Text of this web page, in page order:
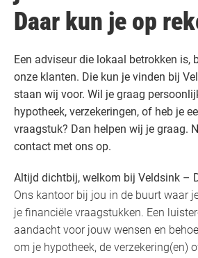
Daar kun je op
Een adviseur die lokaal betrokken is,
onze klanten. Die kun je vinden bij
staan wij voor. Wil je graag
hypotheek, verzekeringen, of heb je
vraagstuk? Dan helpen wij je graag.
contact met ons op.
Altijd dichtbij, welkom bij Veldsink –
Ons kantoor bij jou in de buurt waar
je financiële vraagstukken. Een
aandacht voor jouw wensen en
om je hypotheek, de verzekering(en)